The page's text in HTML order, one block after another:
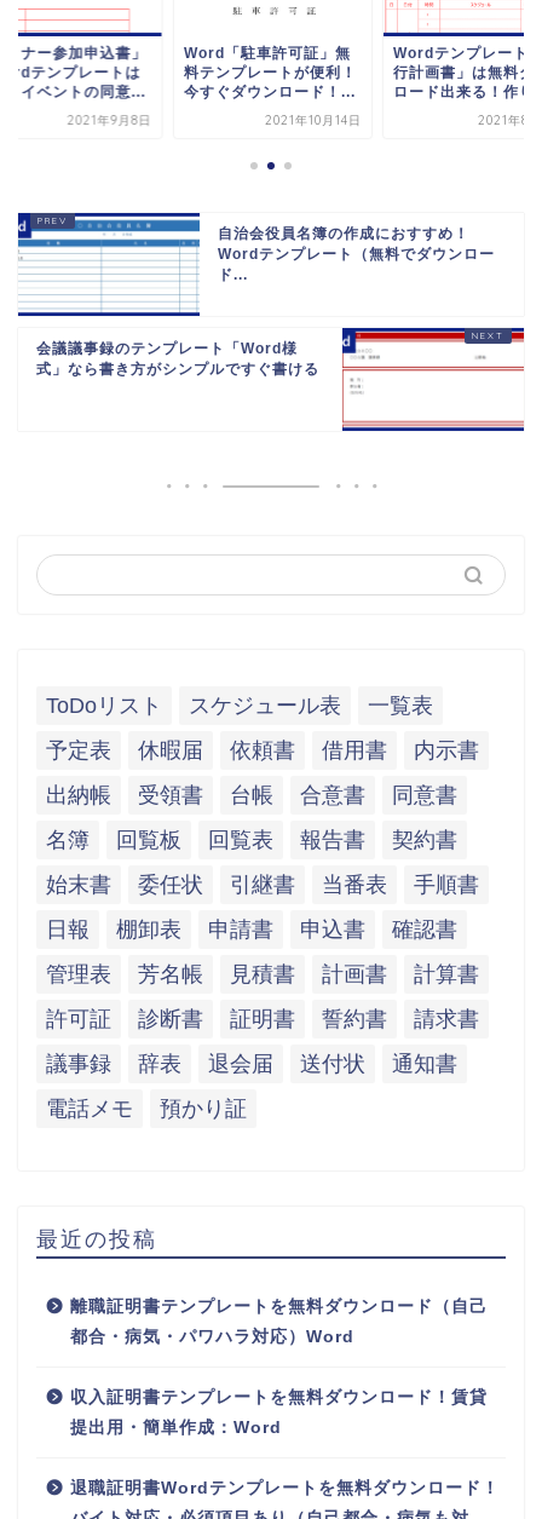
ミナー参加申込書」
テンプレートは
！イベントの同意...
2021年9月8日
Word「駐車許可証」無
料テンプレートが便利！
今すぐダウンロード！...
2021年10月14日
Wordテンプレート
行計画書」は無料ダ
ロード出来る！作り
2021年8
自治会役員名簿の作成におすすめ！
Wordテンプレート（無料でダウンロー
ド...
会議議事録のテンプレート「Word様
式」なら書き方がシンプルですぐ書ける
ToDoリスト スケジュール表
一覧表
予定表
休暇届 依頼書 借用書
内示書
出納帳
受領書 台帳 合意書
同意書
名簿
回覧板 回覧表 報告書
契約書
始末書
委任状 引継書 当番表
手順書
日報
棚卸表 申請書 申込書
確認書
管理表
芳名帳 見積書 計画書
計算書
許可証
診断書 証明書 誓約書
請求書
議事録
辞表 退会届 送付状
通知書
電話メモ
預かり証
最近の投稿
離職証明書テンプレートを無料ダウンロード（自己
都合・病気・パワハラ対応）Word
収入証明書テンプレートを無料ダウンロード！賃貸
提出用・簡単作成：Word
退職証明書Wordテンプレートを無料ダウンロード！